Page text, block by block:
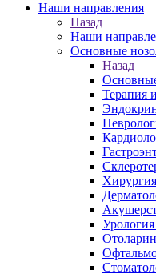
Наши направления
Назад
Наши
Основные
Назад
Терапия
Хирургия